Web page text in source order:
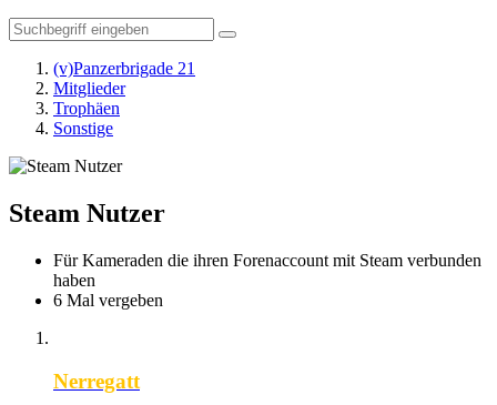
(v)Panzerbrigade 21
Mitglieder
Trophäen
Sonstige
Steam Nutzer
Für Kameraden die ihren Forenaccount mit Steam verbunden
haben
6 Mal vergeben
Nerregatt